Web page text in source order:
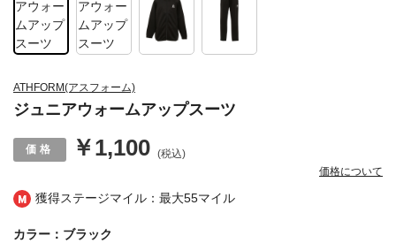
獲得ステージマイル：最大55マイル
ATHFORM(アスフォーム)
ジュニアウォームアップスーツ
￥1,100 (税込)
価格について
カラー：ブラック